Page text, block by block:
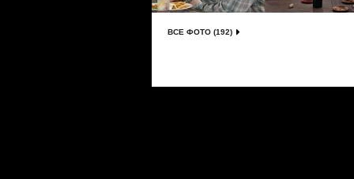
ВСЕ ФОТО (192)